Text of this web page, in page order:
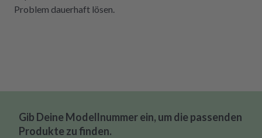
Problem dauerhaft lösen.
Gib Deine Modellnummer ein, um die passenden
Produkte zu finden.